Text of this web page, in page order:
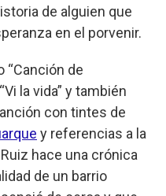
de alguien que
en el porvenir.
de
la vida” y también
con tintes de
y referencias a la
hace una crónica
de un barrio